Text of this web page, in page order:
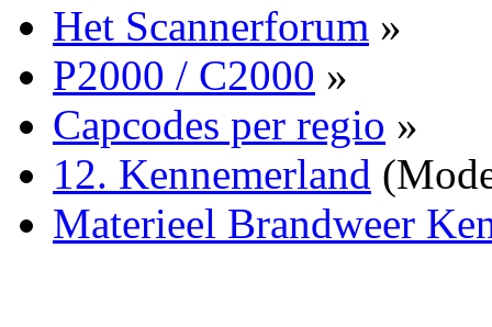
Het Scannerforum »
P2000 / C2000 »
Capcodes per regio »
12. Kennemerland
Materieel Brandweer